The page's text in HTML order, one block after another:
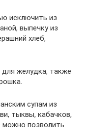
исключить из
выпечку из
хлеб,
желудка, также
супам из
тыквы, кабачков,
можно позволить